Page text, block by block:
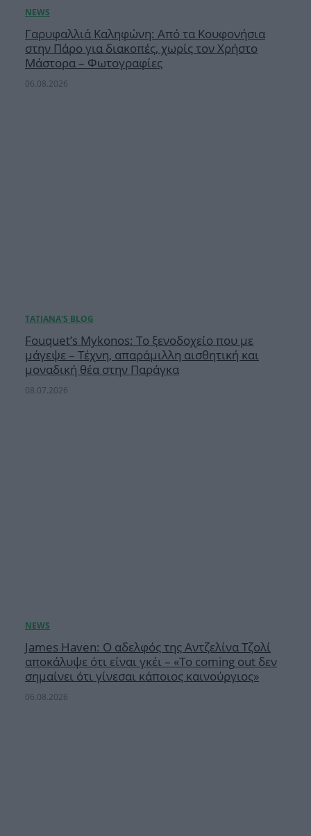
Γαρυφαλλιά Καληφώνη: Από τα Κουφονήσια
στην Πάρο για διακοπές, χωρίς τον Χρήστο
Μάστορα – Φωτογραφίες
06.08.2026
Fouquet’s Mykonos: Το ξενοδοχείο που με
μάγεψε – Τέχνη, απαράμιλλη αισθητική και
μοναδική θέα στην Παράγκα
08.07.2026
James Haven: Ο αδελφός της Αντζελίνα Τζολί
αποκάλυψε ότι είναι γκέι – «Το coming out δεν
σημαίνει ότι γίνεσαι κάποιος καινούργιος»
06.08.2026